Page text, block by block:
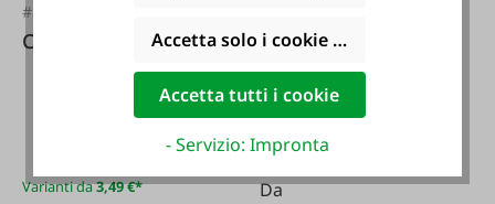
#52585
Cartuccia di gas
Varianti da3,49 €*
Convertitore di
ruggine 400 ml
Contenuto:
1 l)
Da
Accetta solo i cookie funzionali
Accetta tutti i cookie
- Servizio: Impronta